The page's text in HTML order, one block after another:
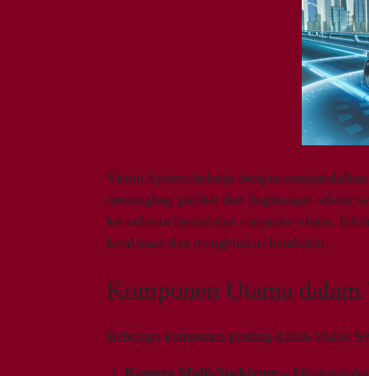
Vision System bekerja dengan
menangkap gambar dari lingkungan sekitar
kecerdasan buatan dan computer vision.
kendaraan dan menghindari hambatan.
Komponen Utama
Beberapa komponen penting dalam Vision